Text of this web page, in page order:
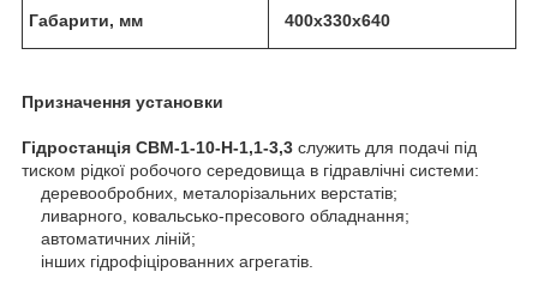
Габарити, мм 400х330х640
Призначення установки
Гідростанція СВМ-1-10-Н-1,1-3,3 служить для подачі під
тиском рідкої робочого середовища в гідравлічні системи:
деревообробних, металорізальних верстатів;
ливарного, ковальсько-пресового обладнання;
автоматичних ліній;
інших гідрофіцірованних агрегатів.